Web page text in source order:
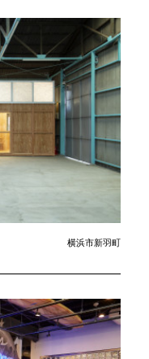
横浜市新羽町